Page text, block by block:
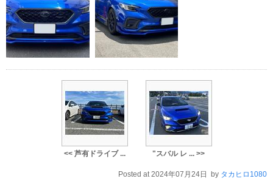
<< 芦有ドライブ ... "スバル レ ... >>
Posted at 2024年07月24日 by タカヒロ1080